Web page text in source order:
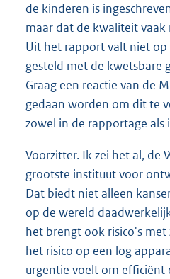
de kinderen is
maar dat de kwaliteit
Uit het rapport valt niet
gesteld met de kwetsbare
Graag een reactie van de
gedaan worden om dit te
zowel in de rapportage als
Voorzitter. Ik zei het al, de
grootste instituut voor
Dat biedt niet alleen
op de wereld
het brengt ook risico's
het risico op een log
urgentie voelt om efficiënt